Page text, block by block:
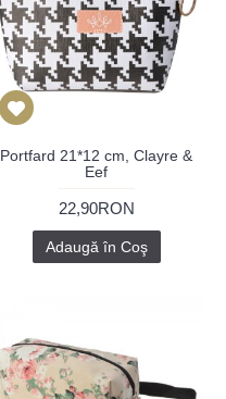
Portfard 21*12 cm, Clayre &
Eef
22,90RON
Adaugă în Coş